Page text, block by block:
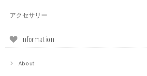
アクセサリー
Information
About